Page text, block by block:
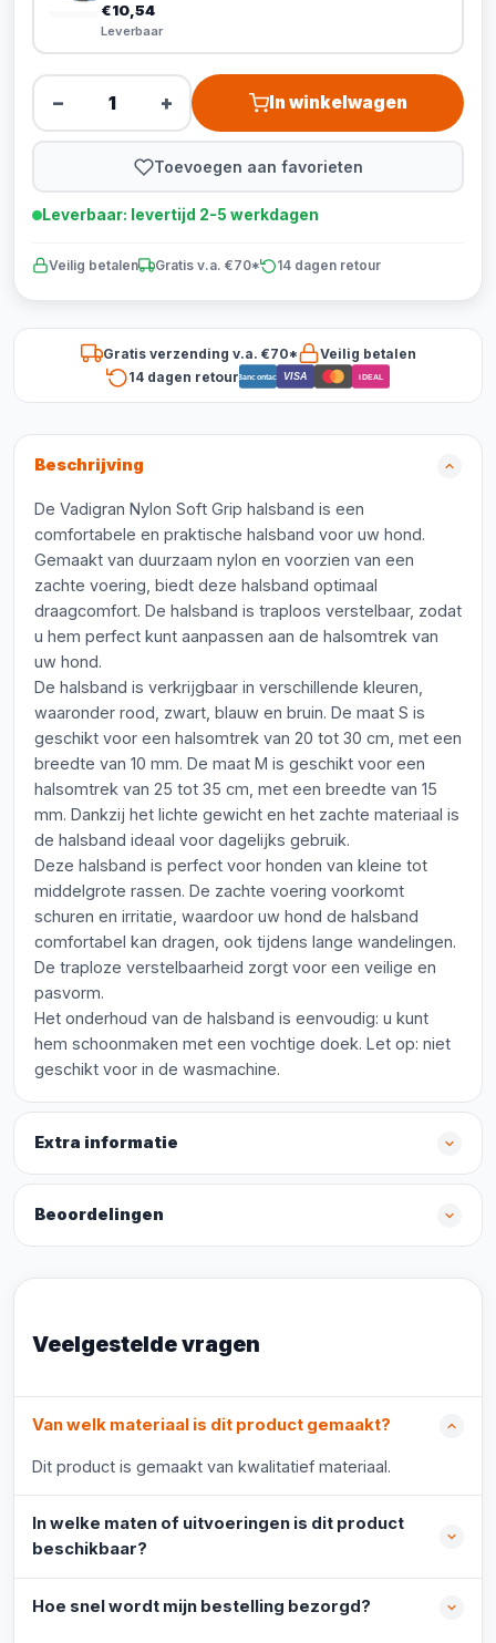
€10,54
Leverbaar
− + In winkelwagen
Toevoegen aan favorieten
Leverbaar: levertijd 2-5 werkdagen
Veilig betalen Gratis v.a. €70* 14 dagen retour
Gratis verzending v.a. €70*
Veilig betalen
14 dagen retourBancontact VISA iDEAL
Beschrijving
De Vadigran Nylon Soft Grip halsband is een
comfortabele en praktische halsband voor uw hond.
Gemaakt van duurzaam nylon en voorzien van een
zachte voering, biedt deze halsband optimaal
draagcomfort. De halsband is traploos verstelbaar, zodat
u hem perfect kunt aanpassen aan de halsomtrek van
uw hond.
De halsband is verkrijgbaar in verschillende kleuren,
waaronder rood, zwart, blauw en bruin. De maat S is
geschikt voor een halsomtrek van 20 tot 30 cm, met een
breedte van 10 mm. De maat M is geschikt voor een
halsomtrek van 25 tot 35 cm, met een breedte van 15
mm. Dankzij het lichte gewicht en het zachte materiaal is
de halsband ideaal voor dagelijks gebruik.
Deze halsband is perfect voor honden van kleine tot
middelgrote rassen. De zachte voering voorkomt
schuren en irritatie, waardoor uw hond de halsband
comfortabel kan dragen, ook tijdens lange wandelingen.
De traploze verstelbaarheid zorgt voor een veilige en
pasvorm.
Het onderhoud van de halsband is eenvoudig: u kunt
hem schoonmaken met een vochtige doek. Let op: niet
geschikt voor in de wasmachine.
Extra informatie
Beoordelingen
Veelgestelde vragen
Van welk materiaal is dit product gemaakt?
Dit product is gemaakt van kwalitatief materiaal.
In welke maten of uitvoeringen is dit product
beschikbaar?
Hoe snel wordt mijn bestelling bezorgd?